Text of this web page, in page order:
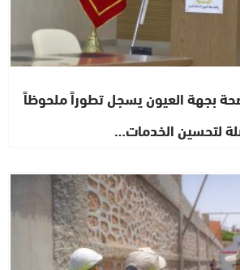
بجهة العيون يسجل تطوراً ملحوظاً
لتحسين الخدمات…